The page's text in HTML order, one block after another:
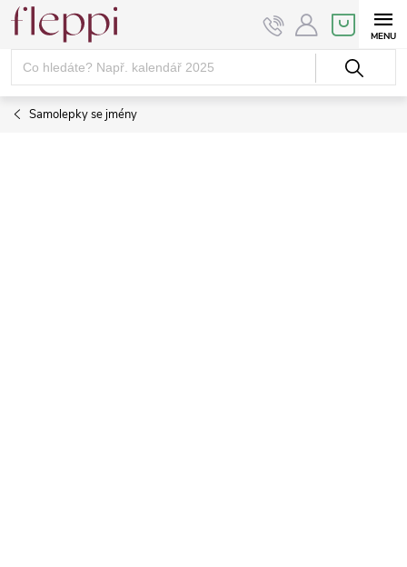
Přejít
obsah
NÁKUPNÍ
KOŠÍK
Samolepky se jmény